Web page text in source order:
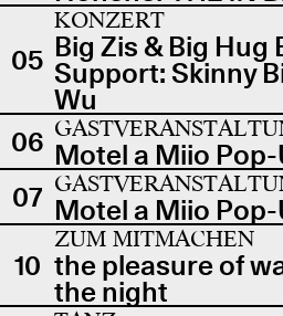
05
KONZERT
Big Zis & Big Hug
Support: Skinny
Wu
06 Motel a Miio Pop-
07 Motel a Miio Pop-
10
ZUM MITMACHEN
the pleasure of
the night